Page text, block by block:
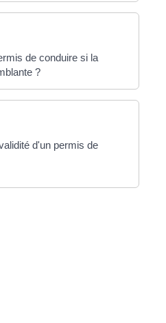
de conduire si la
?
d'un permis de